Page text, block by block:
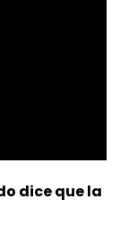
dice que la